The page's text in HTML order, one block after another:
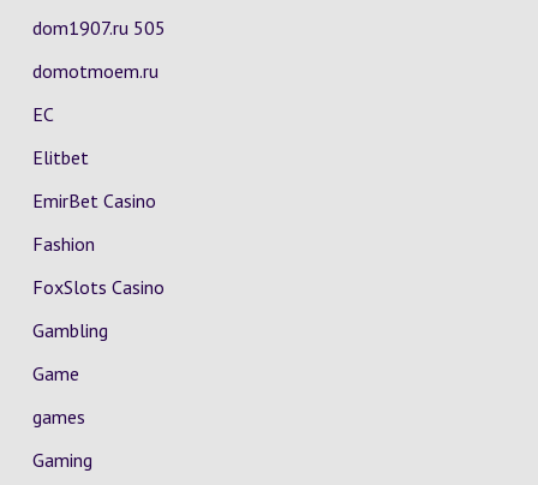
dom1907.ru 505
domotmoem.ru
EC
Elitbet
EmirBet Casino
Fashion
FoxSlots Casino
Gambling
Game
games
Gaming